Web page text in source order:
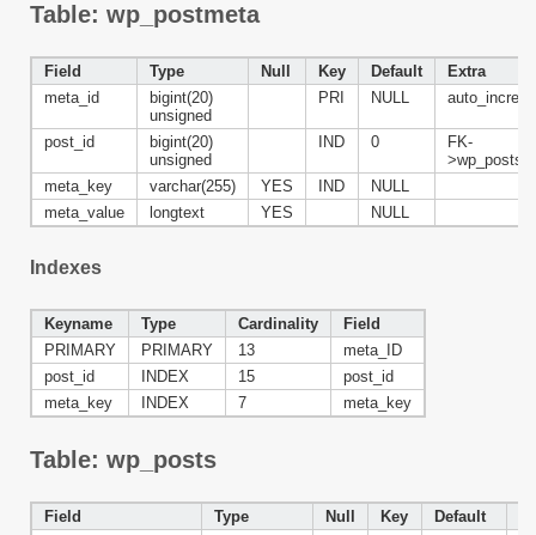
Table: wp_postmeta
Field Type Null Key Default
Extra
meta_id
bigint(20)
unsigned
PRI NULL
post_id
bigint(20)
unsigned
IND 0
FK-
meta_key
varchar(255) YES IND
NULL
meta_value
longtext YES NULL
Indexes
Keyname Type Cardinality
Field
PRIMARY
PRIMARY 13
meta_ID
post_id
INDEX 15
post_id
meta_key
INDEX 7 meta_key
Table: wp_posts
Field Type Null Key Default